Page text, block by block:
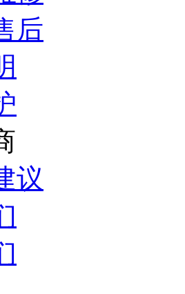
后
议